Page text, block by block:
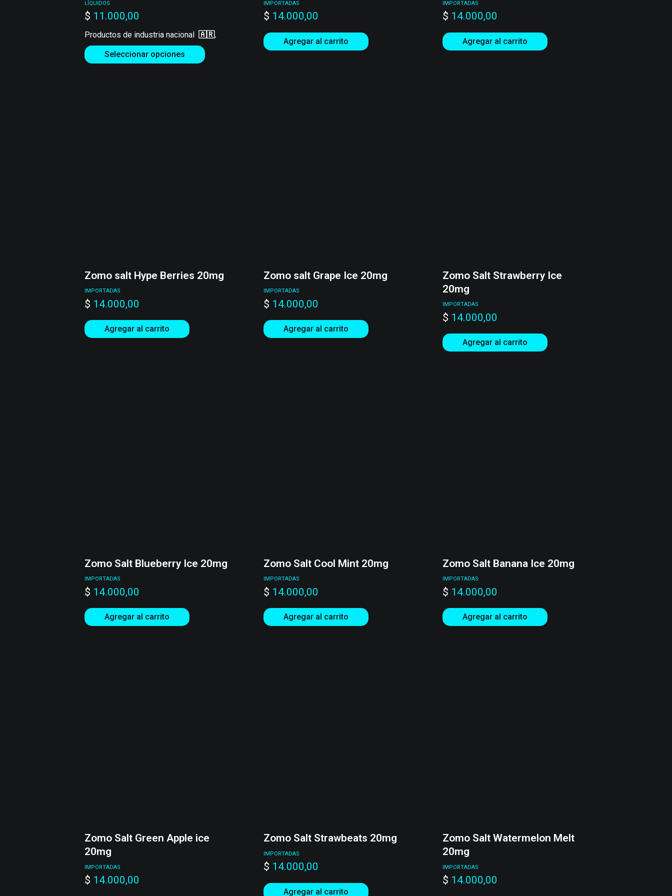
LÍQUIDOS
$ 11.000,00
Productos de industria nacional🇦🇷.
Seleccionar opciones
IMPORTADAS
$ 14.000,00
Agregar al carrito
IMPORTADAS
$ 14.000,00
Agregar al carrito
Zomo salt Hype Berries 20mg
IMPORTADAS
$ 14.000,00
Agregar al carrito
Zomo salt Grape Ice 20mg
IMPORTADAS
$ 14.000,00
Agregar al carrito
Zomo Salt Strawberry Ice
20mg
IMPORTADAS
$ 14.000,00
Agregar al carrito
Zomo Salt Blueberry Ice 20mg
IMPORTADAS
$ 14.000,00
Agregar al carrito
Zomo Salt Cool Mint 20mg
IMPORTADAS
$ 14.000,00
Agregar al carrito
Zomo Salt Banana Ice 20mg
IMPORTADAS
$ 14.000,00
Agregar al carrito
Zomo Salt Green Apple ice
20mg
IMPORTADAS
$ 14.000,00
Zomo Salt Strawbeats 20mg
IMPORTADAS
$ 14.000,00
Agregar al carrito
Zomo Salt Watermelon Melt
20mg
IMPORTADAS
$ 14.000,00